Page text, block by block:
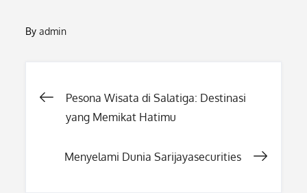
Byadmin
Post
Pesona Wisata di Salatiga: Destinasi
yang Memikat Hatimu
Menyelami Dunia Sarijayasecurities